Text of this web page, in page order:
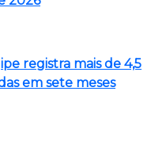
registra mais de 4,5
em sete meses